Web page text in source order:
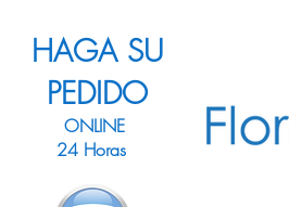
HAGA SU
PEDIDO
ONLINE
24 Horas